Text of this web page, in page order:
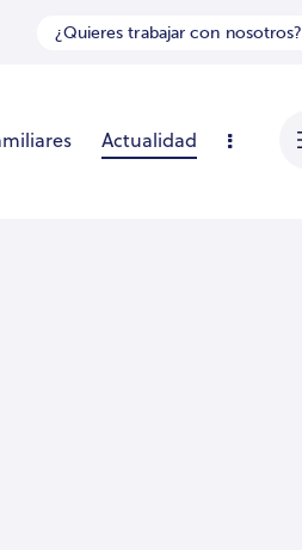
¿Quieres trabajar con nosotros?
Actualidad